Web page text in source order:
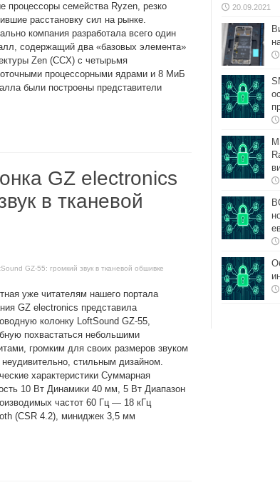
процессоры семейства Ryzen, резко
расстановку сил на рынке.
компания разработала всего один
содержащий два «базовых элемента»
Zen (CCX) с четырьмя
процессорными ядрами и 8 МиБ
были построены представители
GZ electronics
в тканевой
GZ-55: громкий звук в тканевой обшивке
уже читателям нашего портала
GZ electronics представила
колонку LoftSound GZ-55,
похвастаться небольшими
громким для своих размеров звуком
неудивительно, стильным дизайном.
характеристики Суммарная
10 Вт Динамики 40 мм, 5 Вт Диапазон
частот 60 Гц — 18 кГц
(CSR 4.2), миниджек 3,5 мм
20.09.2021